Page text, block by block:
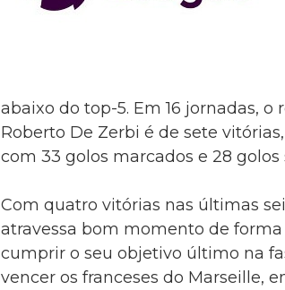
abaixo do top-5. Em 16 jornadas,
Roberto De Zerbi é de sete
com 33 golos marcados e 28 golos
Com quatro vitórias nas últimas
atravessa bom momento de
cumprir o seu objetivo último na
vencer os franceses do Marseille,